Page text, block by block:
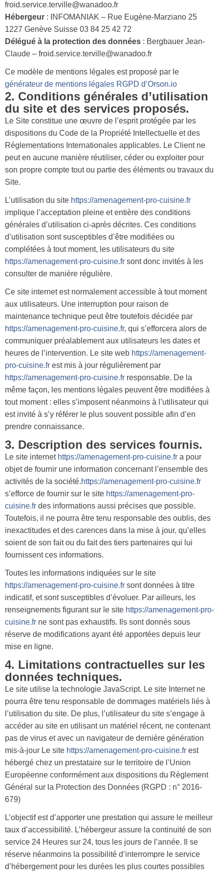
froid.service.terville@wanadoo.fr
Hébergeur : INFOMANIAK – Rue Eugène-Marziano 25
1227 Genève Suisse 03 84 25 42 72
Délégué à la protection des données : Bergbauer Jean-
Claude – froid.service.terville@wanadoo.fr
Ce modèle de mentions légales est proposé par le
générateur de mentions légales RGPD d’Orson.io
2. Conditions générales d’utilisation
du site et des services proposés.
Le Site constitue une œuvre de l’esprit protégée par les
dispositions du Code de la Propriété Intellectuelle et des
Réglementations Internationales applicables. Le Client ne
peut en aucune manière réutiliser, céder ou exploiter pour
son propre compte tout ou partie des éléments ou travaux du
Site.
L’utilisation du site https://amenagement-pro-cuisine.fr
implique l’acceptation pleine et entière des conditions
générales d’utilisation ci-après décrites. Ces conditions
d’utilisation sont susceptibles d’être modifiées ou
complétées à tout moment, les utilisateurs du site
https://amenagement-pro-cuisine.fr sont donc invités à les
consulter de manière régulière.
Ce site internet est normalement accessible à tout moment
aux utilisateurs. Une interruption pour raison de
maintenance technique peut être toutefois décidée par
https://amenagement-pro-cuisine.fr, qui s’efforcera alors de
communiquer préalablement aux utilisateurs les dates et
heures de l’intervention. Le site web https://amenagement-
pro-cuisine.fr est mis à jour régulièrement par
https://amenagement-pro-cuisine.fr responsable. De la
même façon, les mentions légales peuvent être modifiées à
tout moment : elles s’imposent néanmoins à l’utilisateur qui
est invité à s’y référer le plus souvent possible afin d’en
prendre connaissance.
3. Description des services fournis.
Le site internet https://amenagement-pro-cuisine.fr a pour
objet de fournir une information concernant l’ensemble des
activités de la société.https://amenagement-pro-cuisine.fr
s’efforce de fournir sur le site https://amenagement-pro-
cuisine.fr des informations aussi précises que possible.
Toutefois, il ne pourra être tenu responsable des oublis, des
inexactitudes et des carences dans la mise à jour, qu’elles
soient de son fait ou du fait des tiers partenaires qui lui
fournissent ces informations.
Toutes les informations indiquées sur le site
https://amenagement-pro-cuisine.fr sont données à titre
indicatif, et sont susceptibles d’évoluer. Par ailleurs, les
renseignements figurant sur le site https://amenagement-pro-
cuisine.fr ne sont pas exhaustifs. Ils sont donnés sous
réserve de modifications ayant été apportées depuis leur
mise en ligne.
4. Limitations contractuelles sur les
données techniques.
Le site utilise la technologie JavaScript. Le site Internet ne
pourra être tenu responsable de dommages matériels liés à
l’utilisation du site. De plus, l’utilisateur du site s’engage à
accéder au site en utilisant un matériel récent, ne contenant
pas de virus et avec un navigateur de dernière génération
mis-à-jour Le site https://amenagement-pro-cuisine.fr est
hébergé chez un prestataire sur le territoire de l’Union
Européenne conformément aux dispositions du Règlement
Général sur la Protection des Données (RGPD : n° 2016-
679)
L’objectif est d’apporter une prestation qui assure le meilleur
taux d’accessibilité. L’hébergeur assure la continuité de son
service 24 Heures sur 24, tous les jours de l’année. Il se
réserve néanmoins la possibilité d’interrompre le service
d’hébergement pour les durées les plus courtes possibles